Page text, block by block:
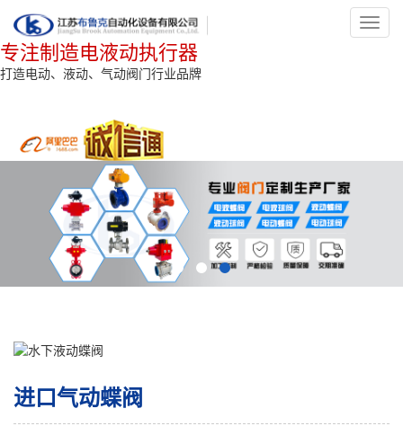
专注制造电液动执行器
打造电动、液动、气动阀门行业品牌
进口气动蝶阀